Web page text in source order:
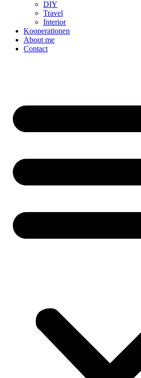
DIY
Travel
Interior
Kooperationen
About me
Contact